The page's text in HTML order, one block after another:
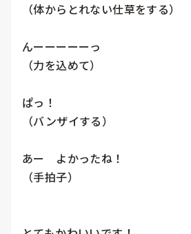
（体からとれない仕草をする）
んーーーーーっ
（力を込めて）
ぱっ！
（バンザイする）
あー　よかったね！
（手拍子）